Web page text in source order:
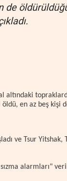
de
altındaki
en az beş kişi
ve Tsur Yitshak,
alarmları"